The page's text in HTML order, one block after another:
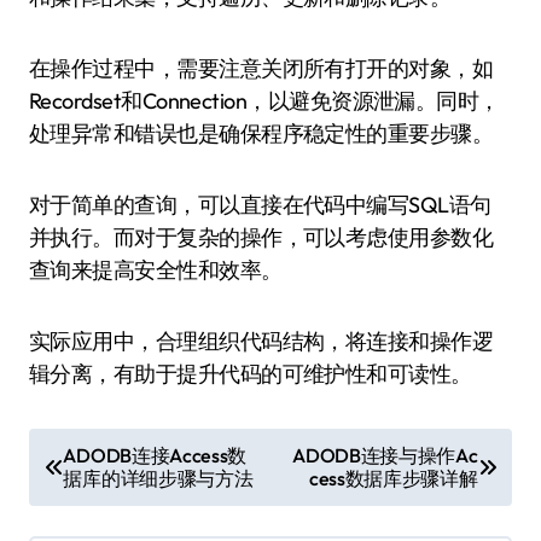
在操作过程中，需要注意关闭所有打开的对象，如
Recordset和Connection，以避免资源泄漏。同时，
处理异常和错误也是确保程序稳定性的重要步骤。
对于简单的查询，可以直接在代码中编写SQL语句
并执行。而对于复杂的操作，可以考虑使用参数化
查询来提高安全性和效率。
实际应用中，合理组织代码结构，将连接和操作逻
辑分离，有助于提升代码的可维护性和可读性。
章
导
ADODB连接Access数
据库的详细步骤与方法
ADODB连接与操作Ac
cess数据库步骤详解